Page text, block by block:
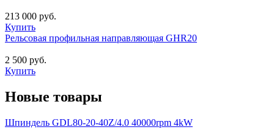
213 000 руб.
Купить
Рельсовая профильная направляющая GHR20
2 500 руб.
Купить
Новые товары
Шпиндель GDL80-20-40Z/4.0 40000rpm 4kW